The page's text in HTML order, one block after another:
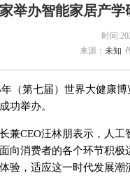
举办智能家居产学
时间
来源： 未知
（第七届）世界大健康
功举办。
兼CEO汪林朋表示，人
向消费者的各个环节积
验，适应这一时代发展潮